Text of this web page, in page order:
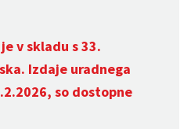
v skladu s 33.
Izdaje uradnega
so dostopne